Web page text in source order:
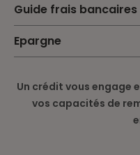
Guide frais bancaires
Epargne
Un crédit vous engage
vos capacités de